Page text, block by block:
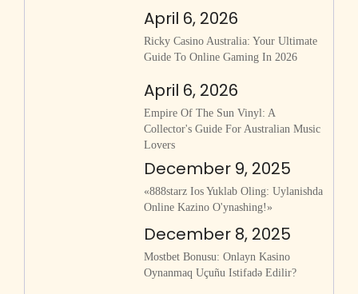
April 6, 2026
Ricky Casino Australia: Your Ultimate
Guide To Online Gaming In 2026
April 6, 2026
Empire Of The Sun Vinyl: A
Collector's Guide For Australian Music
Lovers
December 9, 2025
«888starz Ios Yuklab Oling: Uylanishda
Online Kazino O'ynashing!»
December 8, 2025
Mostbet Bonusu: Onlayn Kasino
Oynanmaq Uçuñu Istifadə Edilir?